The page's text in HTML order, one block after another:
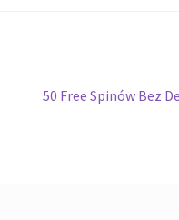
Siguiente:
50 Free Spinów Bez